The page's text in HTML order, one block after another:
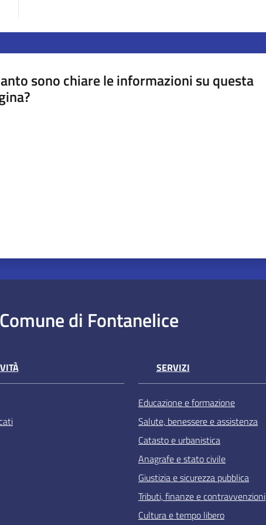
sono chiare le informazioni su questa
Comune di Fontanelice
SERVIZI
Educazione e formazione
Salute, benessere e assistenza
Catasto e urbanistica
Anagrafe e stato civile
Giustizia e sicurezza pubblica
Tributi, finanze e contravvenzioni
Cultura e tempo libero